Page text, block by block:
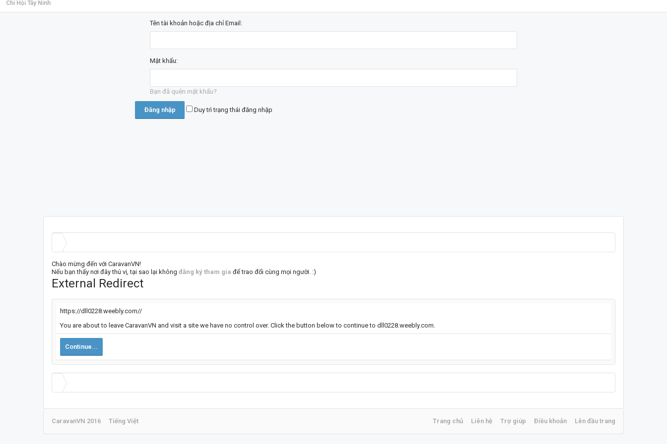
Chi Hội Tây Ninh
Tên tài khoản hoặc địa chỉ Email:
Mật khẩu:
Bạn đã quên mật khẩu?
Duy trì trạng thái đăng nhập
Chào mừng đến với CaravanVN!
Nếu bạn thấy nơi đây thú vị, tại sao lại không đăng ký tham gia để trao đổi cùng mọi người. :)
External Redirect
https://dll0228.weebly.com//
You are about to leave CaravanVN and visit a site we have no control over. Click the button below to continue to dll0228.weebly.com.
Continue...
CaravanVN 2016 Tiếng Việt Trang chủ Liên hệ Trợ giúp Điều khoản Lên đầu trang